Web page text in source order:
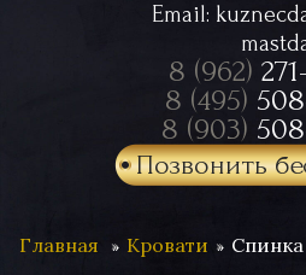
Email:
8 (962)
8 (495)
8 (903)
Позвонить
Главная Кровати